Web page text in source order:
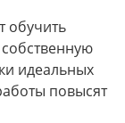
обучить
идеальных
повысят